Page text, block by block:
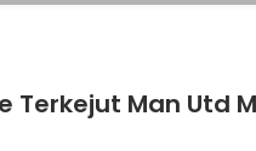
Terkejut Man Utd